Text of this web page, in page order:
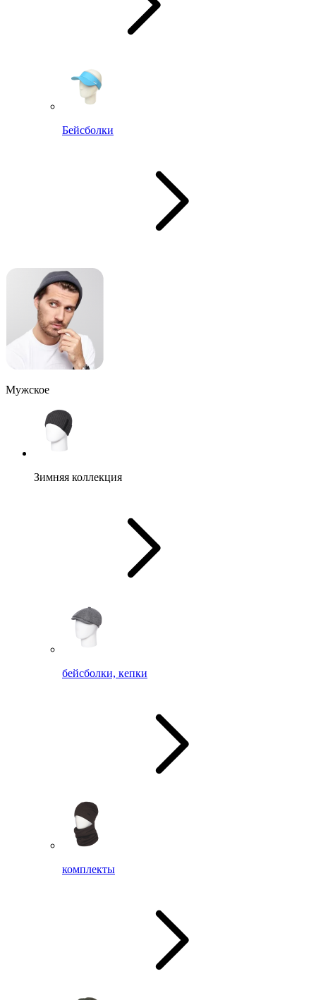
Бейсболки
Мужское
Зимняя коллекция
бейсболки, кепки
комплекты